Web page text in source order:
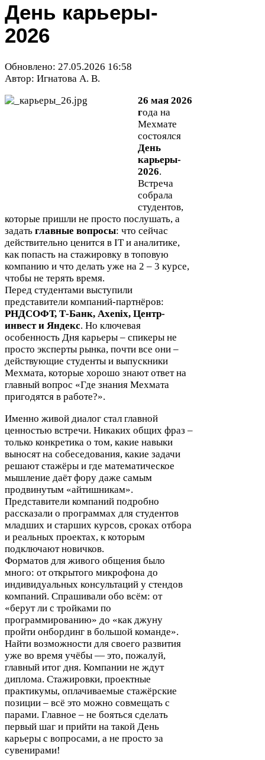
День карьеры-​
2026
Обновлено: 27.05.2026 16:58
Автор: Игнатова А. В.
26 мая 2026
года на
Мехмате
состоялся
День
карьеры-​
2026.
Встреча
собрала
студентов,
которые пришли не просто послушать, а
задать главные вопросы: что сейчас
действительно ценится в ITи аналитике,
как попасть на стажировку в топовую
компанию и что делать уже на 2 – 3 курсе,
чтобы не терять время.
Перед студентами выступили
представители компаний-​партнёров:
РНДСОФТ, Т-​Банк, Axenix, Центр-​
инвест и Яндекс. Но ключевая
особенность Дня карьеры – спикеры не
просто эксперты рынка, почти все они –
действующие студенты и выпускники
Мехмата, которые хорошо знают ответ на
главный вопрос «Где знания Мехмата
пригодятся в работе?».
Именно живой диалог стал главной
ценностью встречи. Никаких общих фраз –
только конкретика о том, какие навыки
выносят на собеседования, какие задачи
решают стажёры и где математическое
мышление даёт фору даже самым
продвинутым «айтишникам».
Представители компаний подробно
рассказали о программах для студентов
младших и старших курсов, сроках отбора
и реальных проектах, к которым
подключают новичков.
Форматов для живого общения было
много: от открытого микрофона до
индивидуальных консультаций у стендов
компаний. Спрашивали обо всём: от
«берут ли с тройками по
программированию» до «как джуну
пройти онбординг в большой команде».
Найти возможности для своего развития
уже во время учёбы — это, пожалуй,
главный итог дня. Компании не ждут
диплома. Стажировки, проектные
практикумы, оплачиваемые стажёрские
позиции – всё это можно совмещать с
парами. Главное – не бояться сделать
первый шаг и прийти на такой День
карьеры с вопросами, а не просто за
сувенирами!